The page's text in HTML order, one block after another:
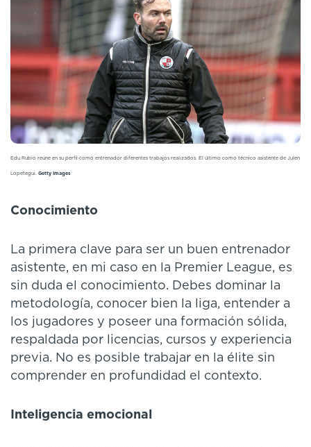
Edu Rubio reúne en su perfil como entrenador diferentes trabajos realizados. El último como técnico asistente de Julen
Lopetegui. Getty Images
Conocimiento
La primera clave para ser un buen entrenador
asistente, en mi caso en la Premier League, es
sin duda el conocimiento. Debes dominar la
metodología, conocer bien la liga, entender a
los jugadores y poseer una formación sólida,
respaldada por licencias, cursos y experiencia
previa. No es posible trabajar en la élite sin
comprender en profundidad el contexto.
Inteligencia emocional